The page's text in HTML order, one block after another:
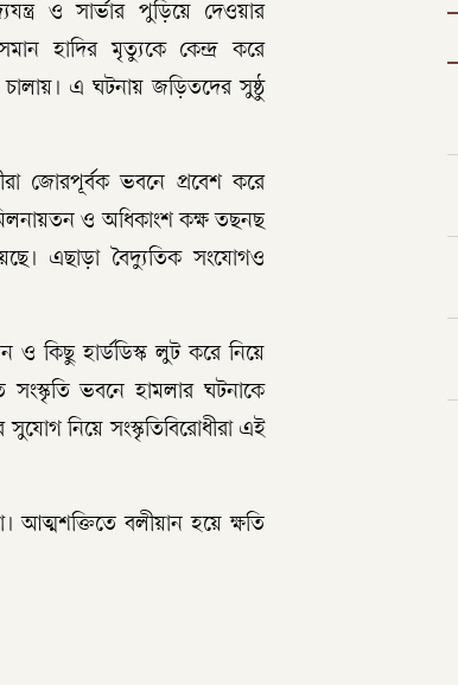
ও সার্ভার পুড়িয়ে দেওয়ার
হাদির মৃত্যুকে কেন্দ্র করে
এ ঘটনায় জড়িতদের সুষ্ঠু
জোরপূর্বক ভবনে প্রবেশ করে
ও অধিকাংশ কক্ষ তছনছ
এছাড়া বৈদ্যুতিক সংযোগও
ও কিছু হার্ডডিস্ক লুট করে নিয়ে
ভবনে হামলার ঘটনাকে
সুযোগ নিয়ে সংস্কৃতিবিরোধীরা এই
আত্মশক্তিতে বলীয়ান হয়ে ক্ষতি